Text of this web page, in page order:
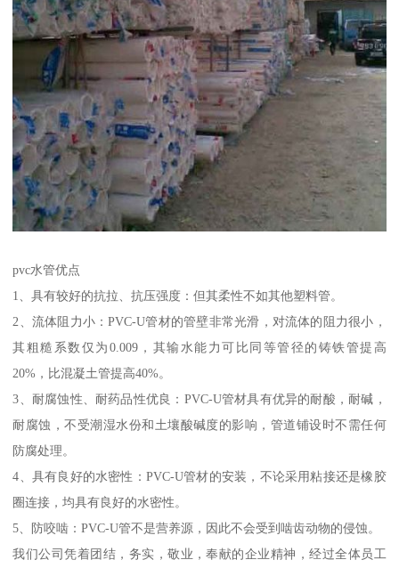
pvc水管优点
1、具有较好的抗拉、抗压强度：但其柔性不如其他塑料管。
2、流体阻力小：PVC-U管材的管壁非常光滑，对流体的阻力很小，
其粗糙系数仅为0.009，其输水能力可比同等管径的铸铁管提高
20%，比混凝土管提高40%。
3、耐腐蚀性、耐药品性优良：PVC-U管材具有优异的耐酸，耐碱，
耐腐蚀，不受潮湿水份和土壤酸碱度的影响，管道铺设时不需任何
防腐处理。
4、具有良好的水密性：PVC-U管材的安装，不论采用粘接还是橡胶
圈连接，均具有良好的水密性。
5、防咬啮：PVC-U管不是营养源，因此不会受到啮齿动物的侵蚀。
我们公司凭着团结，务实，敬业，奉献的企业精神，经过全体员工